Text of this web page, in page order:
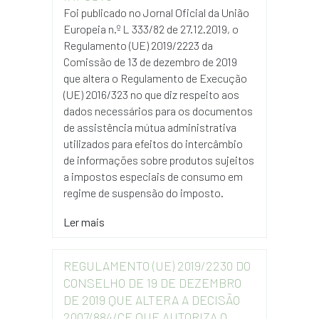
Foi publicado no Jornal Oficial da União
Europeia n.º L 333/82 de 27.12.2019, o
Regulamento (UE) 2019/2223 da
Comissão de 13 de dezembro de 2019
que altera o Regulamento de Execução
(UE) 2016/323 no que diz respeito aos
dados necessários para os documentos
de assistência mútua administrativa
utilizados para efeitos do intercâmbio
de informações sobre produtos sujeitos
a impostos especiais de consumo em
regime de suspensão do imposto.
Ler mais
REGULAMENTO (UE) 2019/2230 DO
CONSELHO DE 19 DE DEZEMBRO
DE 2019 QUE ALTERA A DECISÃO